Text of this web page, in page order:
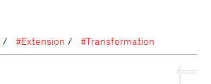
#Extension #Transformation